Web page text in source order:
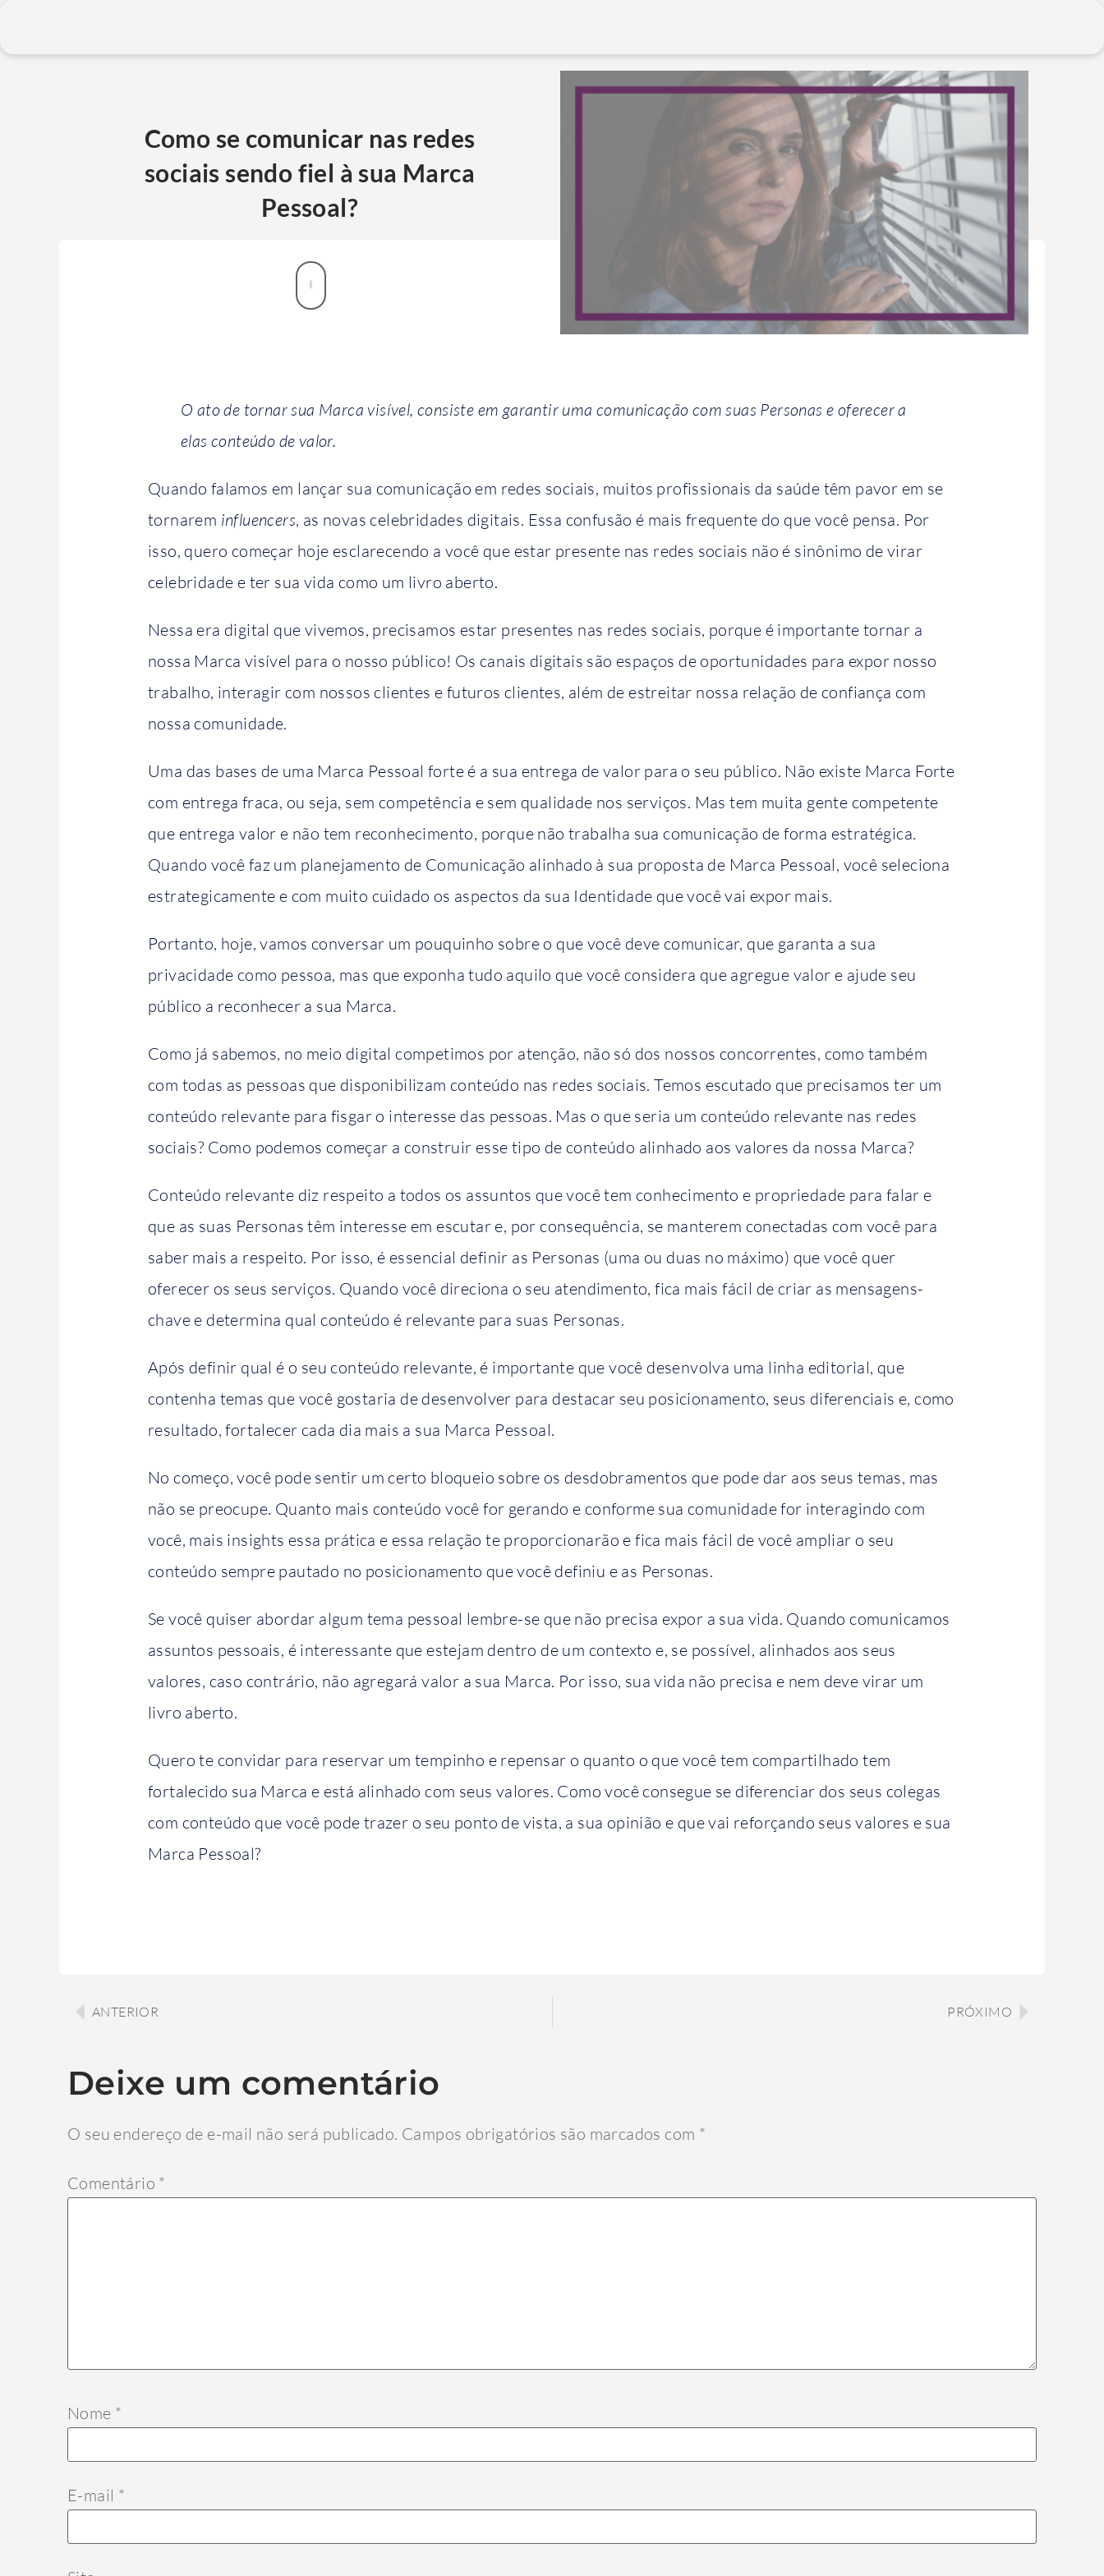
Como se comunicar nas redes
sociais sendo fiel à sua Marca
Pessoal?
O ato de tornar sua Marca visível, consiste em garantir uma comunicação com suas Personas e oferecer a
elas conteúdo de valor.
Quando falamos em lançar sua comunicação em redes sociais, muitos profissionais da saúde têm pavor em se
tornarem influencers, as novas celebridades digitais. Essa confusão é mais frequente do que você pensa. Por
isso, quero começar hoje esclarecendo a você que estar presente nas redes sociais não é sinônimo de virar
celebridade e ter sua vida como um livro aberto.
Nessa era digital que vivemos, precisamos estar presentes nas redes sociais, porque é importante tornar a
nossa Marca visível para o nosso público! Os canais digitais são espaços de oportunidades para expor nosso
trabalho, interagir com nossos clientes e futuros clientes, além de estreitar nossa relação de confiança com
nossa comunidade.
Uma das bases de uma Marca Pessoal forte é a sua entrega de valor para o seu público. Não existe Marca Forte
com entrega fraca, ou seja, sem competência e sem qualidade nos serviços. Mas tem muita gente competente
que entrega valor e não tem reconhecimento, porque não trabalha sua comunicação de forma estratégica.
Quando você faz um planejamento de Comunicação alinhado à sua proposta de Marca Pessoal, você seleciona
estrategicamente e com muito cuidado os aspectos da sua Identidade que você vai expor mais.
Portanto, hoje, vamos conversar um pouquinho sobre o que você deve comunicar, que garanta a sua
privacidade como pessoa, mas que exponha tudo aquilo que você considera que agregue valor e ajude seu
público a reconhecer a sua Marca.
Como já sabemos, no meio digital competimos por atenção, não só dos nossos concorrentes, como também
com todas as pessoas que disponibilizam conteúdo nas redes sociais. Temos escutado que precisamos ter um
conteúdo relevante para fisgar o interesse das pessoas. Mas o que seria um conteúdo relevante nas redes
sociais? Como podemos começar a construir esse tipo de conteúdo alinhado aos valores da nossa Marca?
Conteúdo relevante diz respeito a todos os assuntos que você tem conhecimento e propriedade para falar e
que as suas Personas têm interesse em escutar e, por consequência, se manterem conectadas com você para
saber mais a respeito. Por isso, é essencial definir as Personas (uma ou duas no máximo) que você quer
oferecer os seus serviços. Quando você direciona o seu atendimento, fica mais fácil de criar as mensagens-
chave e determina qual conteúdo é relevante para suas Personas.
Após definir qual é o seu conteúdo relevante, é importante que você desenvolva uma linha editorial, que
contenha temas que você gostaria de desenvolver para destacar seu posicionamento, seus diferenciais e, como
resultado, fortalecer cada dia mais a sua Marca Pessoal.
No começo, você pode sentir um certo bloqueio sobre os desdobramentos que pode dar aos seus temas, mas
não se preocupe. Quanto mais conteúdo você for gerando e conforme sua comunidade for interagindo com
você, mais insights essa prática e essa relação te proporcionarão e fica mais fácil de você ampliar o seu
conteúdo sempre pautado no posicionamento que você definiu e as Personas.
Se você quiser abordar algum tema pessoal lembre-se que não precisa expor a sua vida. Quando comunicamos
assuntos pessoais, é interessante que estejam dentro de um contexto e, se possível, alinhados aos seus
valores, caso contrário, não agregará valor a sua Marca. Por isso, sua vida não precisa e nem deve virar um
livro aberto.
Quero te convidar para reservar um tempinho e repensar o quanto o que você tem compartilhado tem
fortalecido sua Marca e está alinhado com seus valores. Como você consegue se diferenciar dos seus colegas
com conteúdo que você pode trazer o seu ponto de vista, a sua opinião e que vai reforçando seus valores e sua
Marca Pessoal?
ANTERIOR PRÓXIMO
Deixe um comentário
O seu endereço de e-mail não será publicado. Campos obrigatórios são marcados com *
Comentário *
Nome *
E-mail *